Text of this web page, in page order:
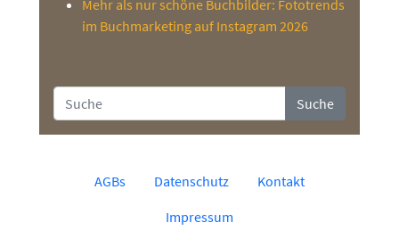
Mehr als nur schöne Buchbilder: Fototrends
im Buchmarketing auf Instagram 2026
Suche
AGBs Datenschutz
Kontakt
Impressum